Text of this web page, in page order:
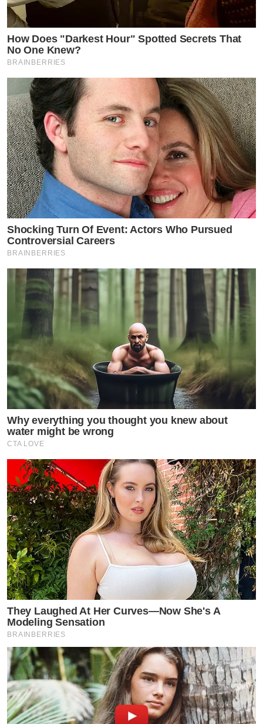
How Does "Darkest Hour" Spotted Secrets That
No One Knew?
BRAINBERRIES
Shocking Turn Of Event: Actors Who Pursued
Controversial Careers
BRAINBERRIES
Why everything you thought you knew about
water might be wrong
CTA LOVE
They Laughed At Her Curves—Now She's A
Modeling Sensation
BRAINBERRIES